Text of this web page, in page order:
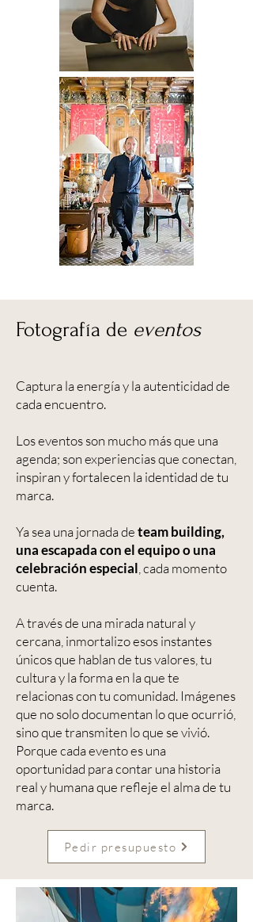
Fotografía de eventos
Captura la energía y la autenticidad de
cada encuentro.
Los eventos son mucho más que una
agenda; son experiencias que conectan,
inspiran y fortalecen la identidad de tu
marca.
Ya sea una jornada deteam building,
una escapada con el equipo o una
celebración especial , cada momento
cuenta.
A través de una mirada natural y
cercana, inmortalizo esos instantes
únicos que hablan de tus valores, tu
cultura y la forma en la que te
relacionas con tu comunidad. Imágenes
que no solo documentan lo que ocurrió,
sino que transmiten lo que se vivió.
Porque cada evento es una
oportunidad para contar una historia
real y humana que refleje el alma de tu
marca.
Pedir presupuesto